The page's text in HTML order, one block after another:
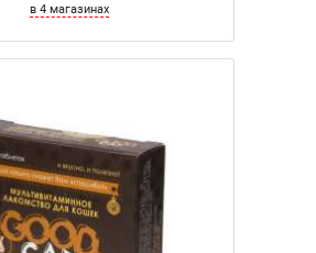
в 4 магазинах